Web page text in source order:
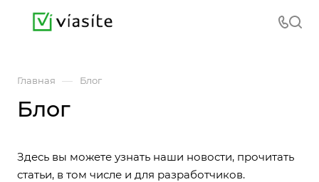
Главная — Блог
Блог
Здесь вы можете узнать наши новости, прочитать
статьи, в том числе и для разработчиков.